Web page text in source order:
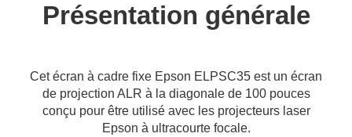
Présentation générale
Cet écran à cadre fixe Epson ELPSC35 est un écran
de projection ALR à la diagonale de 100 pouces
conçu pour être utilisé avec les projecteurs laser
Epson à ultracourte focale.